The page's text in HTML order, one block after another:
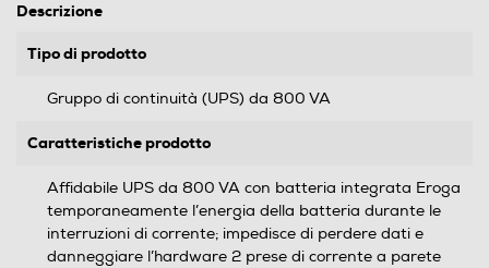
Descrizione
Tipo di prodotto
Gruppo di continuità (UPS) da 800 VA
Caratteristiche prodotto
Affidabile UPS da 800 VA con batteria integrata Eroga
temporaneamente l’energia della batteria durante le
interruzioni di corrente; impedisce di perdere dati e
danneggiare l’hardware 2 prese di corrente a parete